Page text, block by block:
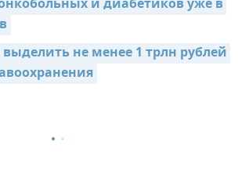
и диабетиков уже в
не менее 1 трлн рублей